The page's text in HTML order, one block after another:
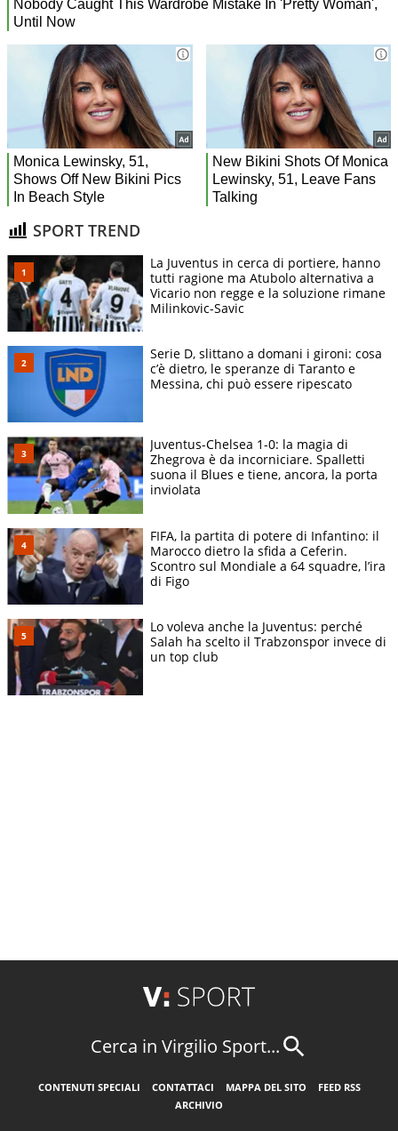
SPORT TREND
La Juventus in cerca di portiere, hanno
tutti ragione ma Atubolo alternativa a
Vicario non regge e la soluzione rimane
Milinkovic-Savic
Serie D, slittano a domani i gironi: cosa
c’è dietro, le speranze di Taranto e
Messina, chi può essere ripescato
Juventus-Chelsea 1-0: la magia di
Zhegrova è da incorniciare. Spalletti
suona il Blues e tiene, ancora, la porta
inviolata
FIFA, la partita di potere di Infantino: il
Marocco dietro la sfida a Ceferin.
Scontro sul Mondiale a 64 squadre, l’ira
di Figo
Lo voleva anche la Juventus: perché
Salah ha scelto il Trabzonspor invece di
un top club
Cerca in Virgilio Sport...
CONTENUTI SPECIALI CONTATTACI MAPPA DEL SITO
FEED RSS
ARCHIVIO